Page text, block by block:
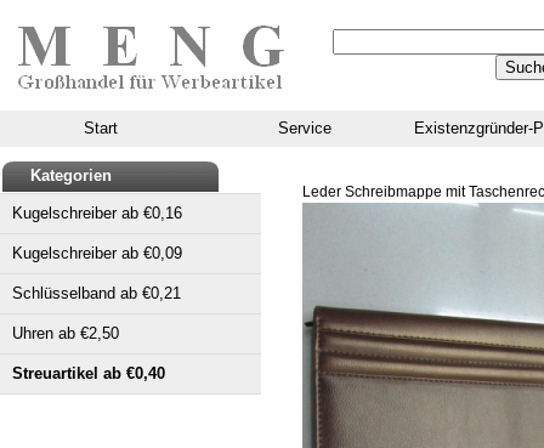
Start Service Existenzgründer-
Kategorien
Kugelschreiber ab €0,16
Kugelschreiber ab €0,09
Schlüsselband ab €0,21
Uhren ab €2,50
Streuartikel ab €0,40
Leder Schreibmappe mit